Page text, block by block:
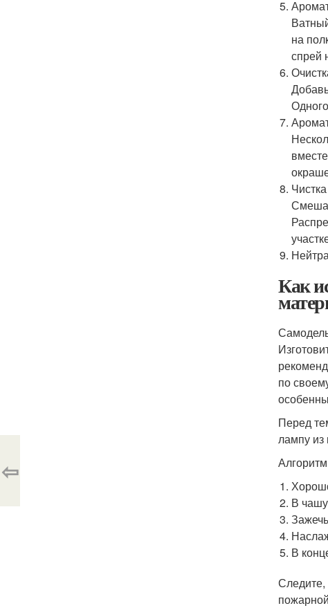
на
спрей
Как
по
Перед
лампу из
В
В
Следите,
⇦